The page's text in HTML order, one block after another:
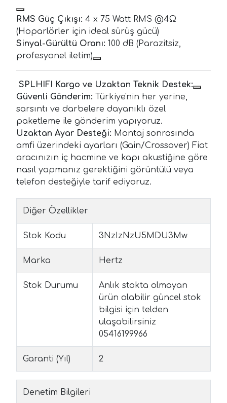
RMS Güç Çıkışı: 4 x 75 Watt RMS @4Ω
(Hoparlörler için ideal sürüş gücü)
Sinyal-Gürültü Oranı: 100 dB (Parazitsiz,
profesyonel iletim)
SPLHIFI Kargo ve Uzaktan Teknik Destek:
Güvenli Gönderim: Türkiye'nin her yerine,
sarsıntı ve darbelere dayanıklı özel
paketleme ile gönderim yapıyoruz.
Uzaktan Ayar Desteği: Montaj sonrasında
amfi üzerindeki ayarları (Gain/Crossover) Fiat
aracınızın iç hacmine ve kapı akustiğine göre
nasıl yapmanız gerektiğini görüntülü veya
telefon desteğiyle tarif ediyoruz.
Diğer Özellikler
Stok Kodu 3NzIzNzU5MDU3Mw
Marka Hertz
Stok Durumu
Anlık stokta olmayan
ürün olabilir güncel stok
bilgisi için telden
ulaşabilirsiniz
05416199966
Garanti (Yıl) 2
Denetim Bilgileri